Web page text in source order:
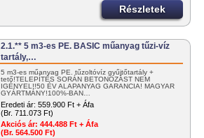
Részletek
2.1.** 5 m3-es PE. BASIC műanyag tűzi-víz
tartály,…
5 m3-es műanyag PE. tűzoltóvíz gyűjtőtartály +
tető!TELEPÍTÉS SORÁN BETONOZÁST NEM
IGÉNYEL!!50 ÉV ALAPANYAG GARANCIA! MAGYAR
GYÁRTMÁNY!100%-BAN…
Eredeti ár: 559.900 Ft + Áfa
(Br. 711.073 Ft)
Akciós ár: 444.488 Ft + Áfa
(Br. 564.500 Ft)